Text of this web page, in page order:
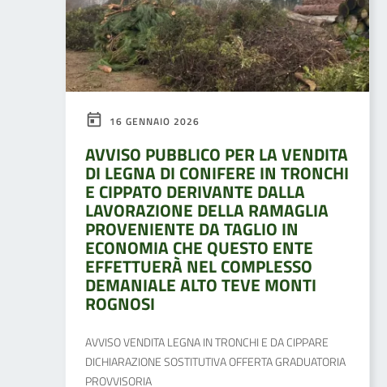
16 GENNAIO 2026
AVVISO PUBBLICO PER LA VENDITA
DI LEGNA DI CONIFERE IN TRONCHI
E CIPPATO DERIVANTE DALLA
LAVORAZIONE DELLA RAMAGLIA
PROVENIENTE DA TAGLIO IN
ECONOMIA CHE QUESTO ENTE
EFFETTUERÀ NEL COMPLESSO
DEMANIALE ALTO TEVE MONTI
ROGNOSI
AVVISO VENDITA LEGNA IN TRONCHI E DA CIPPARE
DICHIARAZIONE SOSTITUTIVA OFFERTA GRADUATORIA
PROVVISORIA